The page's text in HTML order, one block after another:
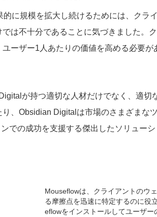
に規模を拡大し続けるためには、クラ
は不十分であることに気づきました。
ーザー1人あたりの価値を高める必要が
が持つ適切な人材だけでなく、適切
、Obsidian Digitalは市場のさまざまなツ
での成功を支援する傑出したソリュー
Mouseflowは、クライアントのウ
る摩擦点を迅速に特定するのに役
eflowをインストールしてユーザー